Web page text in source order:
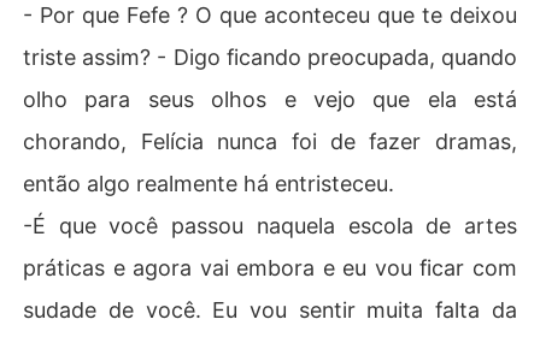
- Por que Fefe ? O que aconteceu que te deixou
triste assim? - Digo ficando preocupada, quando
olho para seus olhos e vejo que ela está
chorando, Felícia nunca foi de fazer dramas,
então algo realmente há entristeceu.
-É que você passou naquela escola de artes
práticas e agora vai embora e eu vou ficar com
sudade de você. Eu vou sentir muita falta da